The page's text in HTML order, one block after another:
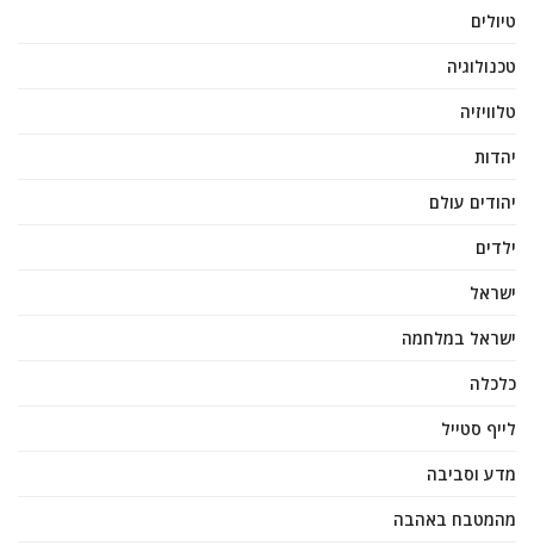
טיולים
טכנולוגיה
טלוויזיה
יהדות
יהודים עולם
ילדים
ישראל
ישראל במלחמה
כלכלה
לייף סטייל
מדע וסביבה
מהמטבח באהבה